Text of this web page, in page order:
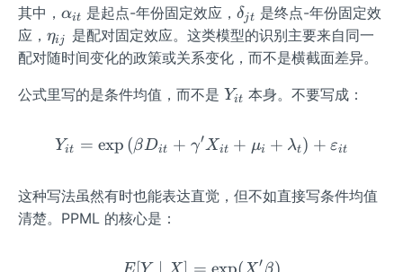
其中， \a
lp
h
{i
αit 是起点-年份固定效应，\d
elt
a_
t}
δjt 是终点-年份固定效
应， \e
ta
{i
ηij
是配对固定效应。这类模型的识别主要来自同一
配对随时间变化的政策或关系变化，而不是横截面差异。
公式里写的是条件均值，而不是 Y
t}
Yit 本身。不要写成：
Y_{it}=\exp\left(\beta
Yit = exp (βDit + γ′ Xit + μi + λt) + εit
这种写法虽然有时也能表达直觉，但不如直接写条件均值
清楚。PPML 的核心是：
E[Y\mid
[ ∣ ] = exp( ′ )